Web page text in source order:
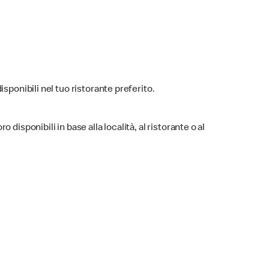
nel tuo ristorante preferito.
disponibili in base alla località, al ristorante o al